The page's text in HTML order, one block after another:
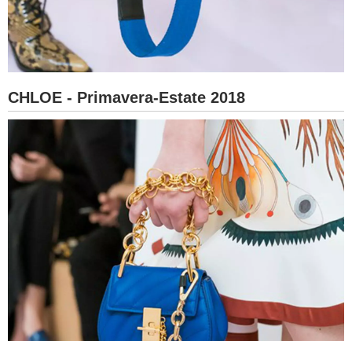
CHLOE - Primavera-Estate 2018